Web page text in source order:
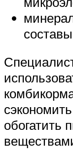
обогатить